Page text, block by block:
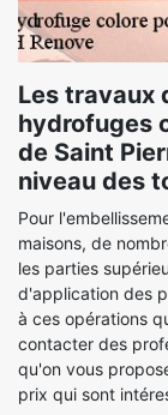
Les travaux
hydrofuges
de Saint
niveau des
Pour
maisons, de
les parties
d'application des
à ces opérations
contacter des
qu'on vous
prix qui sont